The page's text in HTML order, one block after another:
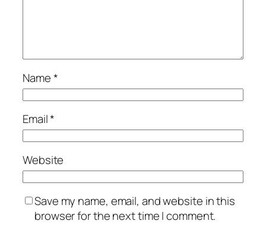
Name*
Email*
Website
Save my name, email, and website in this
browser for the next time I comment.